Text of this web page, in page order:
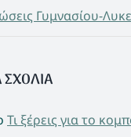
Γυμνασίου-
ΣΧΟΛΙΑ
Τι ξέρεις για το